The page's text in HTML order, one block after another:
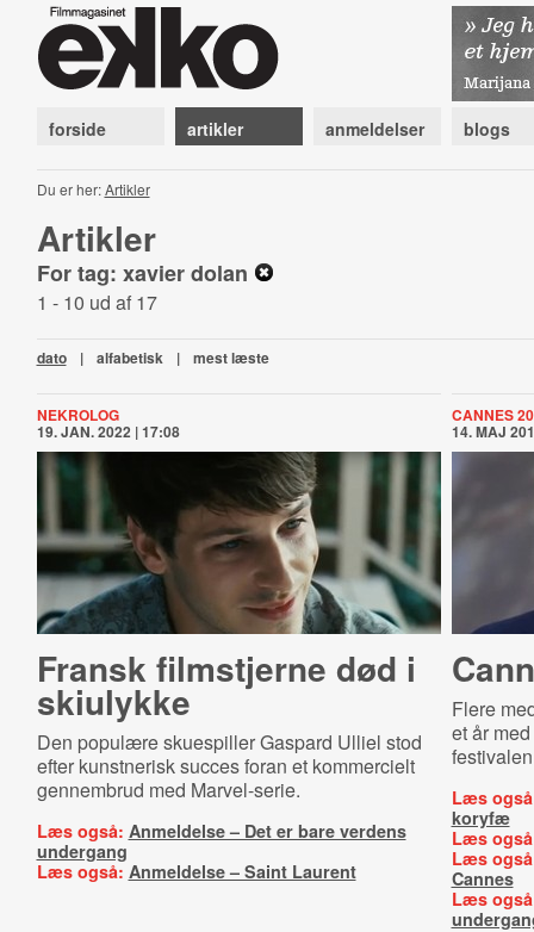
forside artikler anmeldelser blogs
Du er her:Artikler
Artikler
For tag: xavier dolan
1 - 10 ud af 17
dato | alfabetisk | mest læste
NEKROLOG
19. JAN. 2022 | 17:08
Fransk filmstjerne død i
skiulykke
Den populære skuespiller Gaspard Ulliel stod
efter kunstnerisk succes foran et kommercielt
gennembrud med Marvel-serie.
Læs også: Anmeldelse – Det er bare verdens
undergang
Læs også: Anmeldelse – Saint Laurent
CANNES
14. MAJ
Flere
et år
Læs
koryfæ
Læs
Læs
Cannes
Læs